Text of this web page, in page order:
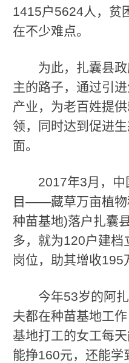
1415户5624人，贫
在不少难点。
为此，扎囊县政
主的路子，通过引
产业，为老百姓提
领，同时达到促进
面。
2017年3月，中
目——藏草万亩植物
种苗基地)落户扎囊
多，就为120户建档
岗位，助其增收195
今年53岁的阿扎
夫都在种苗基地工
基地打工的女工每
能挣160元，还能学